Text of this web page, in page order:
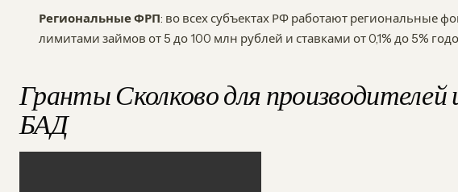
Региональные ФРП: во всех субъектах РФ работают региональные
лимитами займов от 5 до 100 млн рублей и ставками от 0,1% до 5%
Гранты Сколково для производителей
БАД